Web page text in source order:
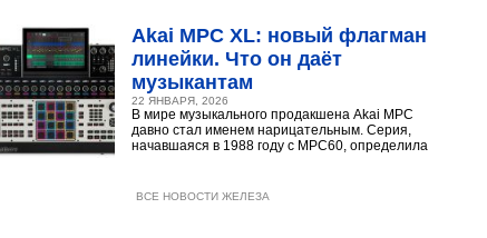
Akai MPC XL: новый флагман
линейки. Что он даёт
музыкантам
22 ЯНВАРЯ, 2026
В мире музыкального продакшена Akai MPC
давно стал именем нарицательным. Серия,
начавшаяся в 1988 году с MPC60, определила
ВСЕ НОВОСТИ ЖЕЛЕЗА